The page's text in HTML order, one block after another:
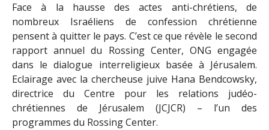
Face à la hausse des actes anti-chrétiens, de
nombreux Israéliens de confession chrétienne
pensent à quitter le pays. C’est ce que révèle le second
rapport annuel du Rossing Center, ONG engagée
dans le dialogue interreligieux basée à Jérusalem.
Eclairage avec la chercheuse juive Hana Bendcowsky,
directrice du Centre pour les relations judéo-
chrétiennes de Jérusalem (JCJCR) – l’un des
programmes du Rossing Center.